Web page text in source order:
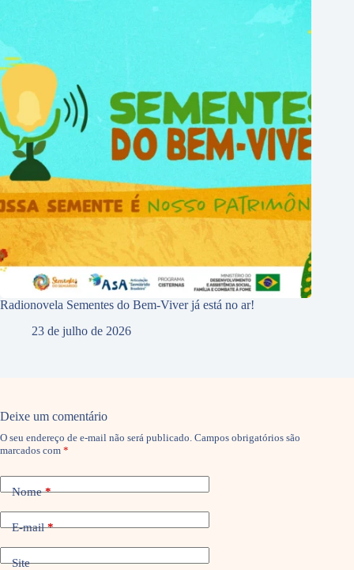
Radionovela Sementes do Bem-Viver já está no ar!
23 de julho de 2026
Deixe um comentário
O seu endereço de e-mail não será publicado. Campos obrigatórios são
marcados com *
Nome*
E-mail*
Site